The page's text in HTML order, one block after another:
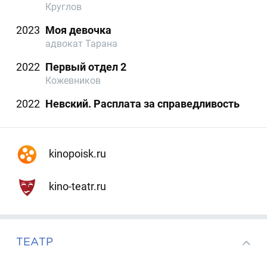
Круглов
2023 Моя девочка
адвокат Тарана
2022 Первый отдел 2
Кожевников
2022 Невский. Расплата за справедливость
kinopoisk.ru
kino-teatr.ru
ТЕАТР